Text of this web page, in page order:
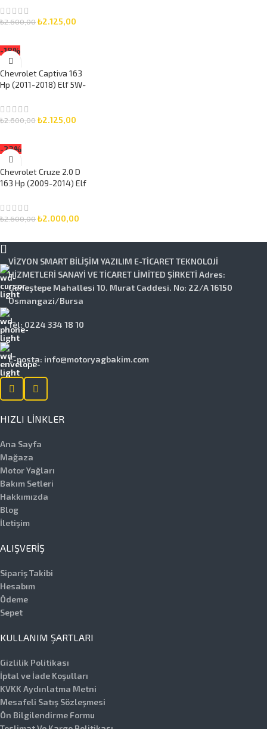
Bakım Seti 3 Parça Set
₺2.600,00₺2.125,00
-18%
Chevrolet Captiva 163
Hp (2011-2018) Elf 5W-
Bakım Seti 3 Parça Set
₺2.600,00₺2.125,00
-23%
Chevrolet Cruze 2.0 D
163 Hp (2009-2014) Elf
Yağlı Bakım Seti 3 Parça
Set
₺2.600,00₺2.000,00
VİZYON SMART BİLİŞİM YAZILIM E-TİCARET TEKNOLOJİ
HİZMETLERİ SANAYİ VE TİCARET LİMİTED ŞİRKETİ Adres:
Güneştepe Mahallesi 10. Murat Caddesi. No: 22/A 16150
Osmangazi/Bursa
Tel: 0224 334 18 10
E-posta: info@motoryagbakim.com
HIZLI LINKLER
Ana Sayfa
Mağaza
Motor Yağları
Bakım Setleri
Hakkımızda
Blog
İletişim
ALIŞVERIŞ
Sipariş Takibi
Hesabım
Ödeme
Sepet
KULLANIM ŞARTLARI
Gizlilik Politikası
İptal ve İade Koşulları
KVKK Aydınlatma Metni
Mesafeli Satış Sözleşmesi
Ön Bilgilendirme Formu